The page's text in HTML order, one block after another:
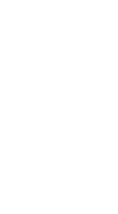
haine, incaltaminte, coafuri,